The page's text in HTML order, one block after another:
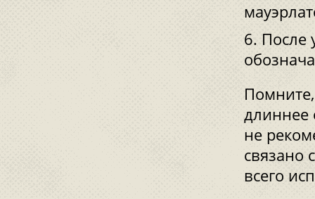
После
длиннее
не
связано
всего